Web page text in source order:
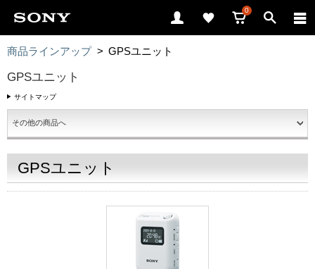
0
商品ラインアップ > GPSユニット
GPSユニット
サイトマップ
GPSユニット